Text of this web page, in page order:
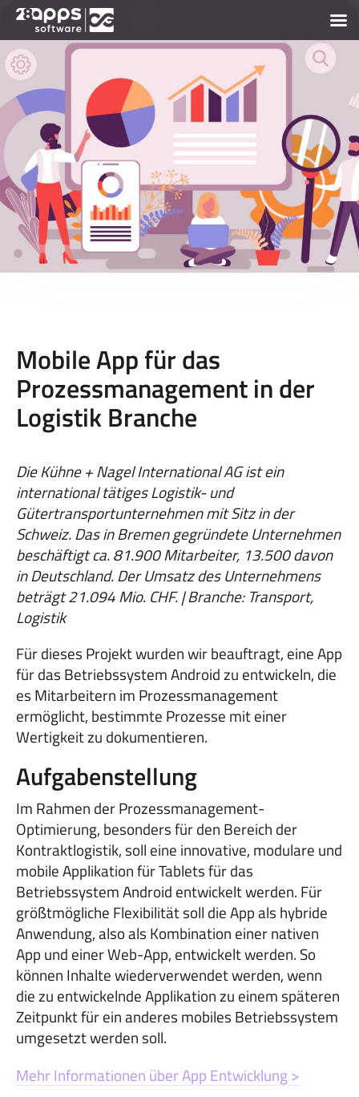
Mobile App für das
Prozessmanagement in der
Logistik Branche
Die Kühne + Nagel International AG ist ein
international tätiges Logistik- und
Gütertransportunternehmen mit Sitz in der
Schweiz. Das in Bremen gegründete Unternehmen
beschäftigt ca. 81.900 Mitarbeiter, 13.500 davon
in Deutschland. Der Umsatz des Unternehmens
beträgt 21.094 Mio. CHF. | Branche: Transport,
Logistik
Für dieses Projekt wurden wir beauftragt, eine App
für das Betriebssystem Android zu entwickeln, die
es Mitarbeitern im Prozessmanagement
ermöglicht, bestimmte Prozesse mit einer
Wertigkeit zu dokumentieren.
Aufgabenstellung
Im Rahmen der Prozessmanagement-
Optimierung, besonders für den Bereich der
Kontraktlogistik, soll eine innovative, modulare und
mobile Applikation für Tablets für das
Betriebssystem Android entwickelt werden. Für
größtmögliche Flexibilität soll die App als hybride
Anwendung, also als Kombination einer nativen
App und einer Web-App, entwickelt werden. So
können Inhalte wiederverwendet werden, wenn
die zu entwickelnde Applikation zu einem späteren
Zeitpunkt für ein anderes mobiles Betriebssystem
umgesetzt werden soll.
Mehr Informationen überApp Entwicklung>